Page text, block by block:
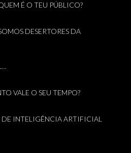
É O TEU PÚBLICO?
DESERTORES DA
VALE O SEU TEMPO?
INTELIGÊNCIA ARTIFICIAL